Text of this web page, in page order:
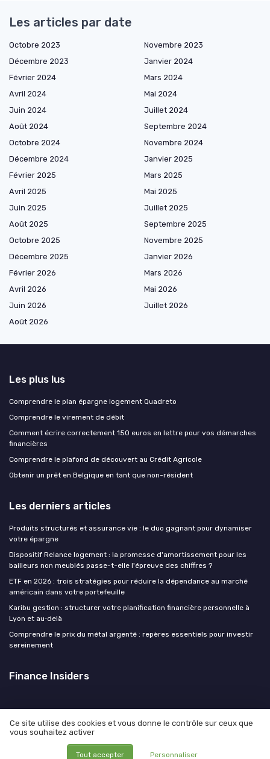
Les articles par date
Octobre 2023
Novembre 2023
Décembre 2023
Janvier 2024
Février 2024
Mars 2024
Avril 2024
Mai 2024
Juin 2024
Juillet 2024
Août 2024
Septembre 2024
Octobre 2024
Novembre 2024
Décembre 2024
Janvier 2025
Février 2025
Mars 2025
Avril 2025
Mai 2025
Juin 2025
Juillet 2025
Août 2025
Septembre 2025
Octobre 2025
Novembre 2025
Décembre 2025
Janvier 2026
Février 2026
Mars 2026
Avril 2026
Mai 2026
Juin 2026
Juillet 2026
Août 2026
Les plus lus
Comprendre le plan épargne logement Quadreto
Comprendre le virement de débit
Comment écrire correctement 150 euros en lettre pour vos démarches
financières
Comprendre le plafond de découvert au Crédit Agricole
Obtenir un prêt en Belgique en tant que non-résident
Les derniers articles
Produits structurés et assurance vie : le duo gagnant pour dynamiser
votre épargne
Dispositif Relance logement : la promesse d'amortissement pour les
bailleurs non meublés passe-t-elle l'épreuve des chiffres ?
ETF en 2026 : trois stratégies pour réduire la dépendance au marché
américain dans votre portefeuille
Karibu gestion : structurer votre planification financière personnelle à
Lyon et au‑delà
Comprendre le prix du métal argenté : repères essentiels pour investir
sereinement
Finance Insiders
Mentions légales
© Finance Insiders 2026
Ce site utilise des cookies et vous donne le contrôle sur ceux que
vous souhaitez activer
Tout accepter Personnaliser